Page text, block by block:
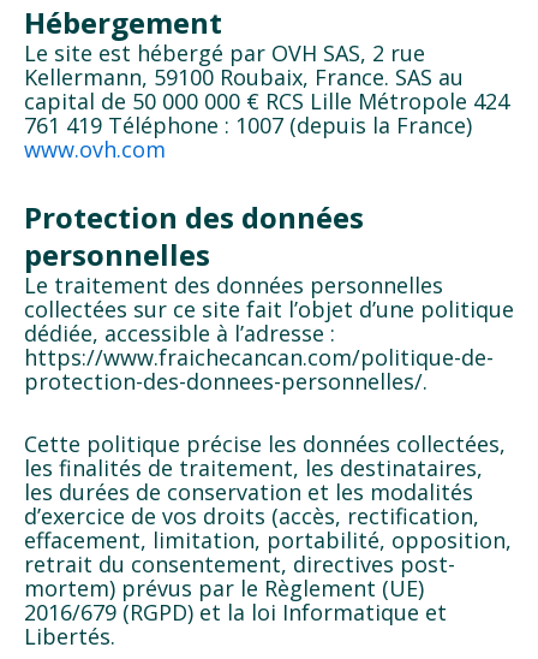
Hébergement
Le site est hébergé par OVH SAS, 2 rue
Kellermann, 59100 Roubaix, France. SAS au
capital de 50 000 000 € RCS Lille Métropole 424
761 419 Téléphone : 1007 (depuis la France)
www.ovh.com
Protection des données
personnelles
Le traitement des données personnelles
collectées sur ce site fait l’objet d’une politique
dédiée, accessible à l’adresse :
https://www.fraichecancan.com/politique-de-
protection-des-donnees-personnelles/.
Cette politique précise les données collectées,
les finalités de traitement, les destinataires,
les durées de conservation et les modalités
d’exercice de vos droits (accès, rectification,
effacement, limitation, portabilité, opposition,
retrait du consentement, directives post-
mortem) prévus par le Règlement (UE)
2016/679 (RGPD) et la loi Informatique et
Libertés.